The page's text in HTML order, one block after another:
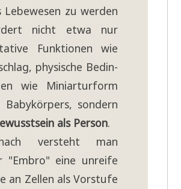
Lebe­we­sen zu wer­den
nicht etwa nur
Funk­tio­nen wie
phy­si­sche Bedin­
wie Miniar­tur­form
Baby­kör­pers, son­dern
als Per­son.
ver­steht man
"Embro" eine unrei­fe
an Zel­len als Vor­stu­fe